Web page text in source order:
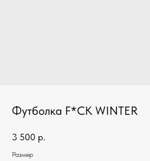
Футболка F*CK WINTER
3 500 р.
Размер